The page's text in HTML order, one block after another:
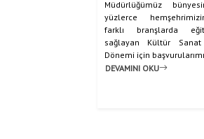
Müdürlüğümüz
yüzlerce
farklı branşlarda
sağlayan Kültür
Dönemi için
DEVAMINI OKU